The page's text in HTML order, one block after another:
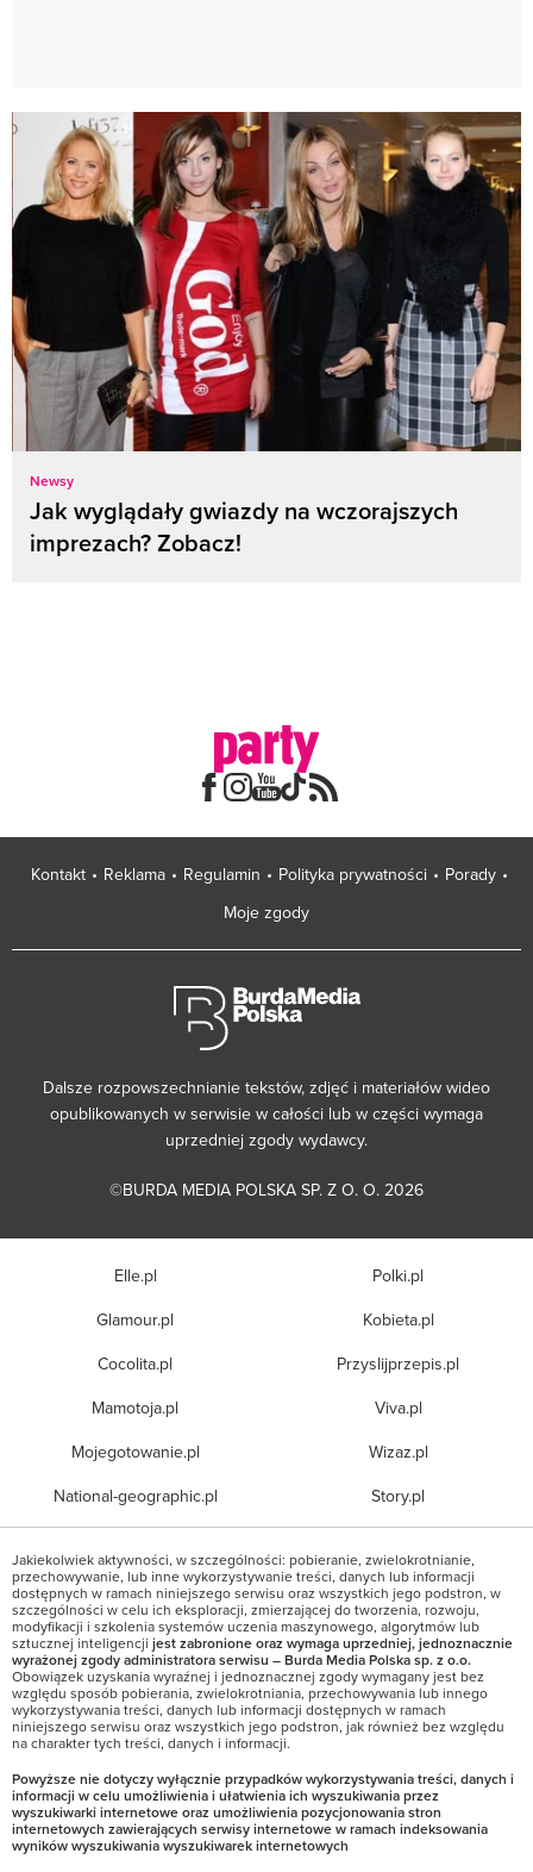
Newsy
Jak wyglądały gwiazdy na wczorajszych
imprezach? Zobacz!
Kontakt Reklama Regulamin Polityka prywatności
Porady
Moje zgody
Dalsze rozpowszechnianie tekstów, zdjęć i materiałów wideo
opublikowanych w serwisie w całości lub w części wymaga
uprzedniej zgody wydawcy.
©BURDA MEDIA POLSKA SP. Z O. O. 2026
Elle.pl
Glamour.pl
Cocolita.pl
Mamotoja.pl
Mojegotowanie.pl
National-geographic.pl
Polki.pl
Kobieta.pl
Przyslijprzepis.pl
Viva.pl
Wizaz.pl
Story.pl
Jakiekolwiek aktywności, w szczególności: pobieranie, zwielokrotnianie,
przechowywanie, lub inne wykorzystywanie treści, danych lub informacji
dostępnych w ramach niniejszego serwisu oraz wszystkich jego podstron, w
szczególności w celu ich eksploracji, zmierzającej do tworzenia, rozwoju,
modyfikacji i szkolenia systemów uczenia maszynowego, algorytmów lub
sztucznej inteligencji jest zabronione oraz wymaga uprzedniej, jednoznacznie
wyrażonej zgody administratora serwisu – Burda Media Polska sp. z o.o.
Obowiązek uzyskania wyraźnej i jednoznacznej zgody wymagany jest bez
względu sposób pobierania, zwielokrotniania, przechowywania lub innego
wykorzystywania treści, danych lub informacji dostępnych w ramach
niniejszego serwisu oraz wszystkich jego podstron, jak również bez względu
na charakter tych treści, danych i informacji.
Powyższe nie dotyczy wyłącznie przypadków wykorzystywania treści, danych i
informacji w celu umożliwienia i ułatwienia ich wyszukiwania przez
wyszukiwarki internetowe oraz umożliwienia pozycjonowania stron
internetowych zawierających serwisy internetowe w ramach indeksowania
wyników wyszukiwania wyszukiwarek internetowych